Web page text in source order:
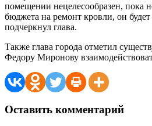
помещении нецелесообразен, пока
бюджета на ремонт кровли, он
подчеркнул глава.
Также глава города отметил
Федору Миронову
Оставить комментарий